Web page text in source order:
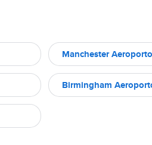
Manchester Aeroporto
Birmingham